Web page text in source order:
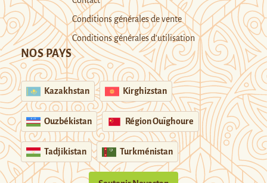
Conditions générales de vente
Conditions générales d’utilisation
NOS PAYS
Kazakhstan Kirghizstan
Ouzbékistan Région Ouïghoure
Tadjikistan Turkménistan